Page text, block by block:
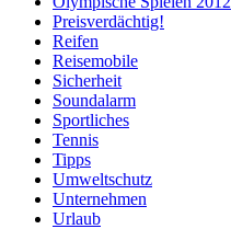
Preisverdächtig!
Reifen
Reisemobile
Sicherheit
Soundalarm
Sportliches
Tennis
Tipps
Umweltschutz
Unternehmen
Urlaub